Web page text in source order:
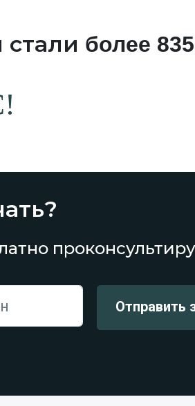
более